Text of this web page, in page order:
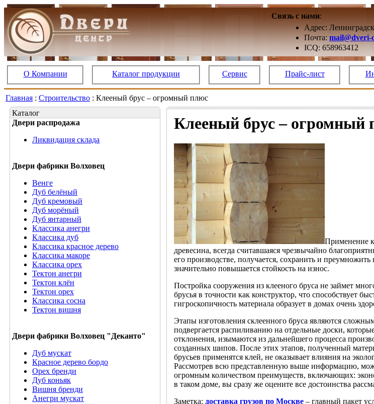
Связь с нами:
Адрес:
Почта:mail@dveri-
ICQ: 658963412
О Компании Каталог продукции Сервис Прайс-лист
Главная : Строительство : Клееный брус – огромный плюс
Каталог
Двери распродажа
Ликвидация склада
Двери фабрики Волховец
Венге
Дуб белёный
Дуб кремовый
Дуб морёный
Дуб янтарный
Классика анегри
Классика дуб
Классика красное дерево
Классика макоре
Классика орех
Тектон анегри
Тектон клён
Тектон орех
Классика сосна
Тектон вишня
Двери фабрики Волховец "Деканто"
Дуб мускат
Красное дерево бордо
Орех бренди
Дуб коньяк
Вишня бренди
Анегри мускат
Клееный брус – огромный
Применение
древесина, всегда считавшаяся чрезвычайно
его производстве, получается, сохранить и
значительно повышается стойкость на износ.
Постройка сооружения из клееного бруса не займет
брусья в точности как конструктор, что способствует
гигроскопичность материала образует в домах очень
Этапы изготовления склеенного бруса являются
подвергается распиливанию на отдельные доски,
отклонения, изымаются из дальнейшего процесса
созданных шипов. После этих этапов, полученный
брусьев применятся клей, не оказывает влияния на
Рассмотрев всю представленную выше информацию,
огромным количеством преимуществ, включающих:
в таком доме, вы сразу же оцените все достоинства
Заметка: доставка грузов по Москве – главный пакет